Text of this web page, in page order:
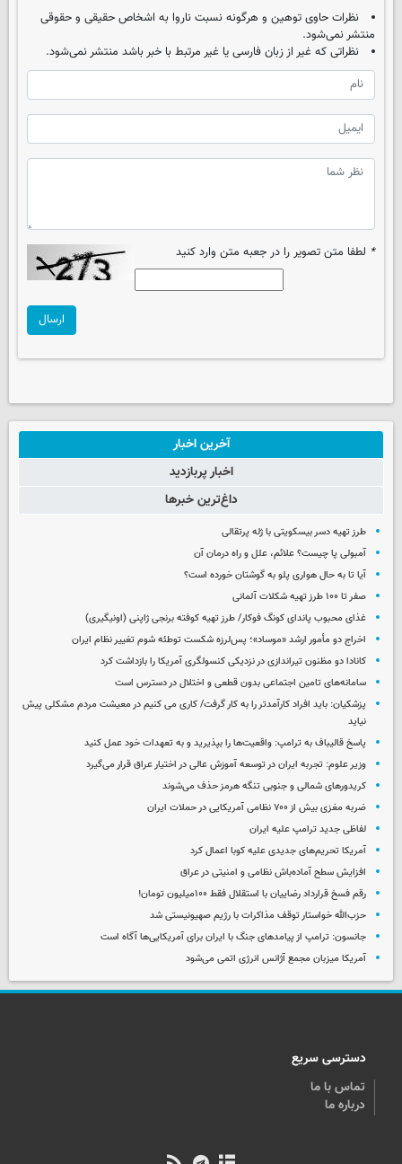
نظرات حاوی توهین و هرگونه نسبت ناروا به اشخاص حقیقی و حقوقی
منتشر نمی‌شود.
نظراتی که غیر از زبان فارسی یا غیر مرتبط با خبر باشد منتشر نمی‌شود.
* لطفا متن تصویر را در جعبه متن وارد کنید
ارسال
آخرین اخبار
اخبار پربازدید
داغ‌ترین خبرها
طرز تهیه دسر بیسکویتی با ژله پرتقالی
آمبولی پا چیست؟ علائم، علل و راه درمان آن
آیا تا به حال هواری پلو به گوشتان خورده است؟
صفر تا ۱۰۰ طرز تهیه شکلات آلمانی
غذای محبوب پاندای کونگ فوکار/ طرز تهیه کوفته برنجی ژاپنی (اونیگیری)
اخراج دو مأمور ارشد «موساد»؛ پس‌لرزه شکست توطئه شوم تغییر نظام ایران
کانادا دو مظنون تیراندازی در نزدیکی کنسولگری آمریکا را بازداشت کرد
سامانه‌های تامین اجتماعی بدون قطعی و اختلال در دسترس است
پزشکیان: باید افراد کارآمدتر را به کار گرفت/ کاری می کنیم در معیشت مردم مشکلی پیش
نیاید
پاسخ قالیباف به ترامپ: واقعیت‌ها را بپذیرید و به تعهدات خود عمل کنید
وزیر علوم: تجربه ایران در توسعه آموزش عالی در اختیار عراق قرار می‌گیرد
کریدورهای شمالی و جنوبی تنگه هرمز حذف می‌شوند
ضربه مغزی بیش از ۷۰۰ نظامی آمریکایی در حملات ایران
لفاظی جدید ترامپ علیه ایران
آمریکا تحریم‌های جدیدی علیه کوبا اعمال کرد
افزایش سطح آماده‌باش نظامی و امنیتی در عراق
رقم فسخ قرارداد رضاییان با استقلال فقط ۱۰۰میلیون تومان!
حزب‌الله خواستار توقف مذاکرات با رژیم صهیونیستی شد
جانسون: ترامپ از پیامدهای جنگ با ایران برای آمریکایی‌ها آگاه است
آمریکا میزبان مجمع آژانس انرژی اتمی می‌شود
دسترسی سریع
تماس با ما
درباره ما